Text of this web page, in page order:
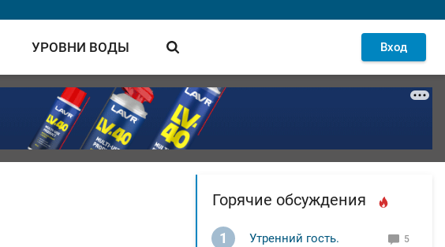
УРОВНИ ВОДЫ Вход
Горячие обсуждения
1 Утренний гость. 5